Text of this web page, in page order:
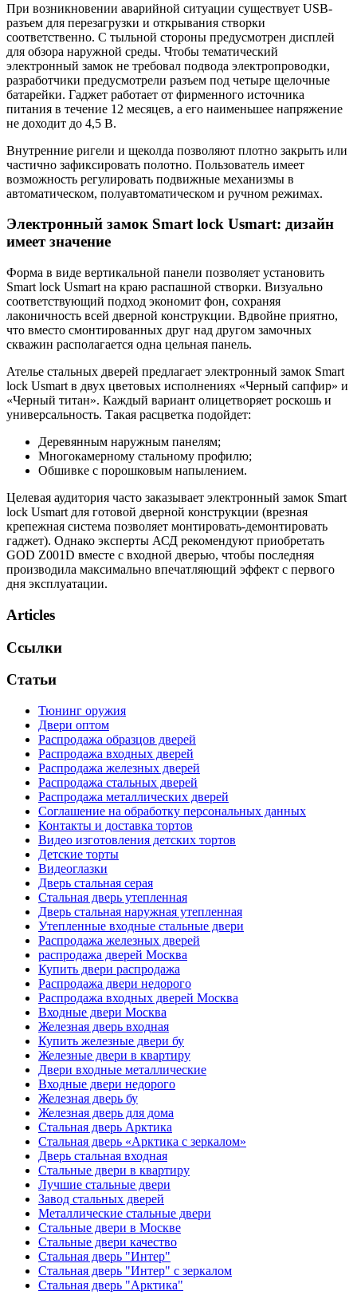
При возникновении аварийной ситуации существует USB-
разъем для перезагрузки и открывания створки
соответственно. С тыльной стороны предусмотрен дисплей
для обзора наружной среды. Чтобы тематический
электронный замок не требовал подвода электропроводки,
разработчики предусмотрели разъем под четыре щелочные
батарейки. Гаджет работает от фирменного источника
питания в течение 12 месяцев, а его наименьшее напряжение
не доходит до 4,5 В.
Внутренние ригели и щеколда позволяют плотно закрыть или
частично зафиксировать полотно. Пользователь имеет
возможность регулировать подвижные механизмы в
автоматическом, полуавтоматическом и ручном режимах.
Электронный замок Smart lock Usmart: дизайн
имеет значение
Форма в виде вертикальной панели позволяет установить
Smart lock Usmart на краю распашной створки. Визуально
соответствующий подход экономит фон, сохраняя
лаконичность всей дверной конструкции. Вдвойне приятно,
что вместо смонтированных друг над другом замочных
скважин располагается одна цельная панель.
Ателье стальных дверей предлагает электронный замок Smart
lock Usmart в двух цветовых исполнениях «Черный сапфир» и
«Черный титан». Каждый вариант олицетворяет роскошь и
универсальность. Такая расцветка подойдет:
Деревянным наружным панелям;
Многокамерному стальному профилю;
Обшивке с порошковым напылением.
Целевая аудитория часто заказывает электронный замок Smart
lock Usmart для готовой дверной конструкции (врезная
крепежная система позволяет монтировать-демонтировать
гаджет). Однако эксперты АСД рекомендуют приобретать
GOD Z001D вместе с входной дверью, чтобы последняя
производила максимально впечатляющий эффект с первого
дня эксплуатации.
Articles
Ссылки
Статьи
Тюнинг оружия
Двери оптом
Распродажа образцов дверей
Распродажа входных дверей
Распродажа железных дверей
Распродажа стальных дверей
Распродажа металлических дверей
Соглашение на обработку персональных данных
Контакты и доставка тортов
Видео изготовления детских тортов
Детские торты
Видеоглазки
Дверь стальная серая
Стальная дверь утепленная
Дверь стальная наружная утепленная
Утепленные входные стальные двери
Распродажа железных дверей
распродажа дверей Москва
Купить двери распродажа
Распродажа двери недорого
Распродажа входных дверей Москва
Входные двери Москва
Железная дверь входная
Купить железные двери бу
Железные двери в квартиру
Двери входные металлические
Входные двери недорого
Железная дверь бу
Железная дверь для дома
Стальная дверь Арктика
Стальная дверь «Арктика с зеркалом»
Дверь стальная входная
Стальные двери в квартиру
Лучшие стальные двери
Завод стальных дверей
Металлические стальные двери
Стальные двери в Москве
Стальные двери качество
Стальная дверь "Интер"
Стальная дверь "Интер" с зеркалом
Стальная дверь "Арктика"